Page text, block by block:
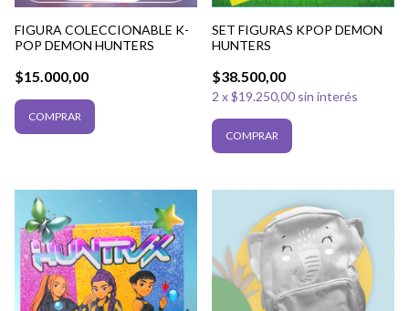
FIGURA COLECCIONABLE K-
POP DEMON HUNTERS
$15.000,00
SET FIGURAS KPOP DEMON
HUNTERS
$38.500,00
2 x$19.250,00 sin interés